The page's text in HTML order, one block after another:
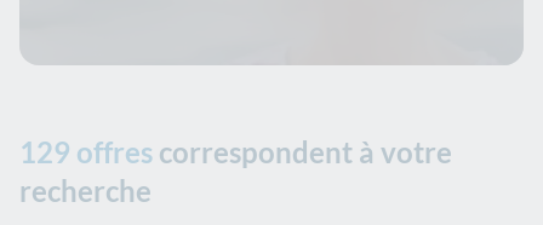
129 offres correspondent à votre
recherche